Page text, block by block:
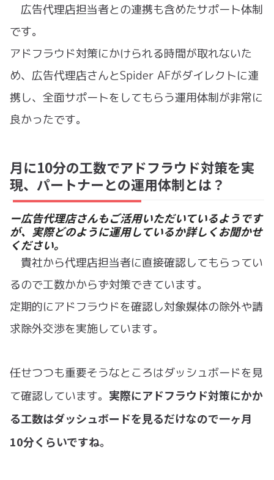
広告代理店担当者との連携も含めたサポート体制
です。
アドフラウド対策にかけられる時間が取れないた
め、広告代理店さんとSpider AFがダイレクトに連
携し、全面サポートをしてもらう運用体制が非常に
良かったです。
月に10分の工数でアドフラウド対策を実
現、パートナーとの運用体制とは？
ー広告代理店さんもご活用いただいているようです
が、実際どのように運用しているか詳しくお聞かせ
ください。
貴社から代理店担当者に直接確認してもらってい
るので工数かからず対策できています。
定期的にアドフラウドを確認し対象媒体の除外や請
求除外交渉を実施しています。
任せつつも重要そうなところはダッシュボードを見
て確認しています。 実際にアドフラウド対策にかか
る工数はダッシュボードを見るだけなので一ヶ月
10分くらいですね。